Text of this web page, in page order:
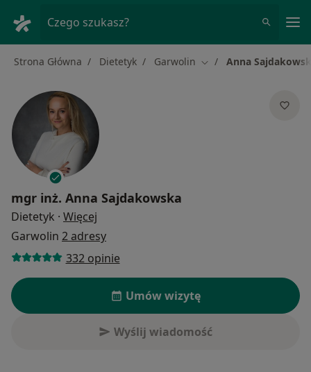
Czego szukasz?
Strona Główna Dietetyk Garwolin Zmień miasto
Anna
mgr inż. Anna Sajdakowska
Dietetyk · Więcej
Garwolin 2 adresy
332 opinie
Umów wizytę
Wyślij wiadomość